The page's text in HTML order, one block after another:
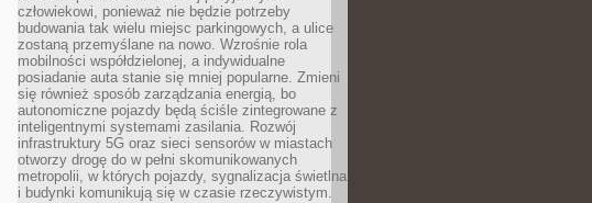
człowiekowi, ponieważ nie będzie potrzeby
budowania tak wielu miejsc parkingowych, a ulice
zostaną przemyślane na nowo. Wzrośnie rola
mobilności współdzielonej, a indywidualne
posiadanie auta stanie się mniej popularne. Zmieni
się również sposób zarządzania energią, bo
autonomiczne pojazdy będą ściśle zintegrowane z
inteligentnymi systemami zasilania. Rozwój
infrastruktury 5G oraz sieci sensorów w miastach
otworzy drogę do w pełni skomunikowanych
metropolii, w których pojazdy, sygnalizacja świetlna
i budynki komunikują się w czasie rzeczywistym.